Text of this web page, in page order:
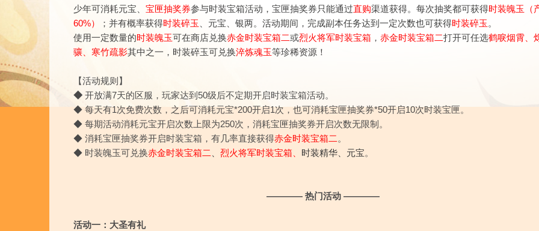
少年可消耗元宝、 宝匣抽奖券参与时装宝箱活动，宝匣抽奖券只能通过直购渠道获得。每次抽奖都可获得时装魄玉（
60%）
；并有概率获得时装碎玉 、元宝、银两。活动期间，完成副本任务达到一定次数也可获得时装碎玉 。
使用一定数量的时装魄玉可在商店兑换赤金时装宝箱二或烈火将军时装宝箱 ， 赤金时装宝箱二打开可任选鹤唳烟霄、
骧、寒竹疏影其中之一，时装碎玉可兑换淬炼魂玉等珍稀资源！
【活动规则】
◆ 开放满7天的区服，玩家达到50级后不定期开启时装宝箱活动。
◆ 每天有1次免费次数，之后可消耗元宝*200开启1次，也可消耗宝匣抽奖券*50开启10次时装宝匣。
◆ 每期活动消耗元宝开启次数上限为250次，消耗宝匣抽奖券开启次数无限制。
◆ 消耗宝匣抽奖券开启时装宝箱，有几率直接获得赤金时装宝箱二 。
◆ 时装魄玉可兑换赤金时装宝箱二 烈火将军时装宝箱、 时装精华、元宝。
———— 热门活动 ————
活动一：大圣有礼